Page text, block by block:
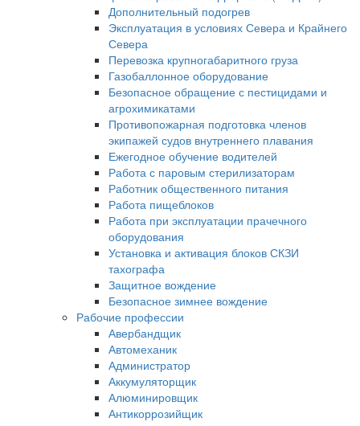
Дополнительный подогрев
Эксплуатация в условиях Севера и Крайнего
Севера
Перевозка крупногабаритного груза
Газобаллонное оборудование
Безопасное обращение с пестицидами и
агрохимикатами
Противопожарная подготовка членов
экипажей судов внутреннего плавания
Ежегодное обучение водителей
Работа с паровым стерилизаторам
Работник общественного питания
Работа пищеблоков
Работа при эксплуатации прачечного
оборудования
Установка и активация блоков СКЗИ
тахографа
Защитное вождение
Безопасное зимнее вождение
Рабочие профессии
Авербандщик
Автомеханик
Администратор
Аккумуляторщик
Алюминировщик
Антикоррозийщик